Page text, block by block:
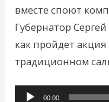
вместе споют
Губернатор
как пройдет
традиционном
Аудиоплеер
00:00